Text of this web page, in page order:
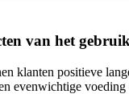
van het
klanten positieve
evenwichtige